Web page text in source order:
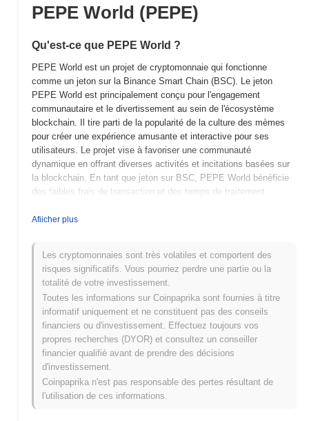
PEPE World (PEPE)
Qu'est-ce que PEPE World ?
PEPE World est un projet de cryptomonnaie qui fonctionne
comme un jeton sur la Binance Smart Chain (BSC). Le jeton
PEPE World est principalement conçu pour l'engagement
communautaire et le divertissement au sein de l'écosystème
blockchain. Il tire parti de la popularité de la culture des mèmes
pour créer une expérience amusante et interactive pour ses
utilisateurs. Le projet vise à favoriser une communauté
dynamique en offrant diverses activités et incitations basées sur
la blockchain. En tant que jeton sur BSC, PEPE World bénéficie
des faibles frais de transaction et des temps de traitement
d'utilisateurs.
Quand et comment PEPE World a-t-il commencé ?
PEPE World a été lancé en 2023, inspiré par le personnage de
mème Internet populaire, Pepe la Grenouille. Le projet a été créé
par une équipe de développeurs anonymes qui visaient à
construire une cryptomonnaie dirigée par la communauté. La
pièce a rapidement attiré l'attention en raison de son origine basée
sur les mèmes et a été initialement listée sur plusieurs échanges
décentralisés peu après son lancement. Un événement significatif
dans son développement précoce a été la croissance rapide de
l'espace crypto.
Qu'est-ce qui s'annonce pour PEPE World ?
Afiicher plus
Les cryptomonnaies sont très volatiles et comportent des
risques significatifs. Vous pourriez perdre une partie ou la
totalité de votre investissement.
Toutes les informations sur Coinpaprika sont fournies à titre
informatif uniquement et ne constituent pas des conseils
financiers ou d'investissement. Effectuez toujours vos
propres recherches (DYOR) et consultez un conseiller
financier qualifié avant de prendre des décisions
d'investissement.
Coinpaprika n'est pas responsable des pertes résultant de
l'utilisation de ces informations.